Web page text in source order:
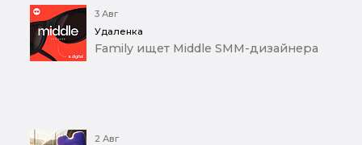
3 Авг
Удаленка
Family ищет Middle SMM-дизайнера
2 Авг